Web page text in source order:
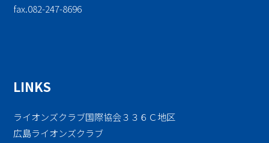
fax.082-247-8696
LINKS
ライオンズクラブ国際協会３３６Ｃ地区
広島ライオンズクラブ